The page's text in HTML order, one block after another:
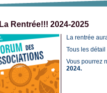
Rentrée!!! 2024-2025
La rentrée
Tous les
Vous pourrez
2024.